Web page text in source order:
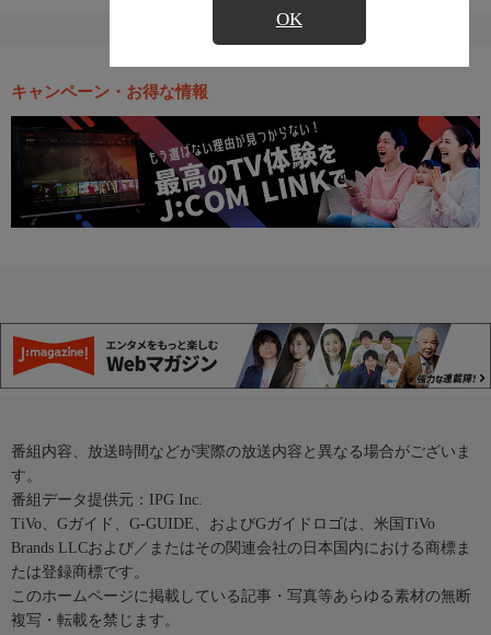
OK
キャンペーン・お得な情報
番組内容、放送時間などが実際の放送内容と異なる場合がございま
す。
番組データ提供元：IPG Inc.
TiVo、Gガイド、G-GUIDE、およびGガイドロゴは、米国TiVo
Brands LLCおよび／またはその関連会社の日本国内における商標ま
たは登録商標です。
このホームページに掲載している記事・写真等あらゆる素材の無断
複写・転載を禁じます。